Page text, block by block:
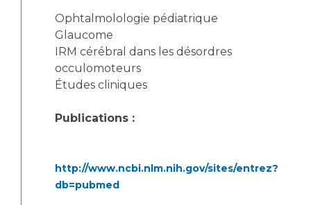
Ophtalmolologie pédiatrique
Glaucome
IRM cérébral dans les désordres
occulomoteurs
Études cliniques
Publications :
http://www.ncbi.nlm.nih.gov/sites/entrez?
db=pubmed